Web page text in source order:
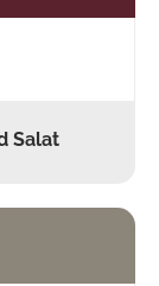
Salat